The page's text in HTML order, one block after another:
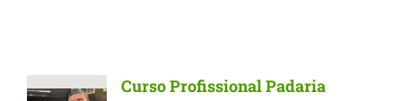
Curso Profissional Padaria